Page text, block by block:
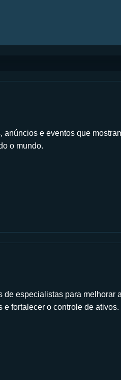
anúncios e eventos que
o mundo.
de especialistas para melhorar
fortalecer o controle de ativos.